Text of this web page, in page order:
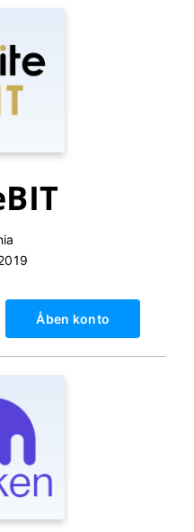
Åben konto